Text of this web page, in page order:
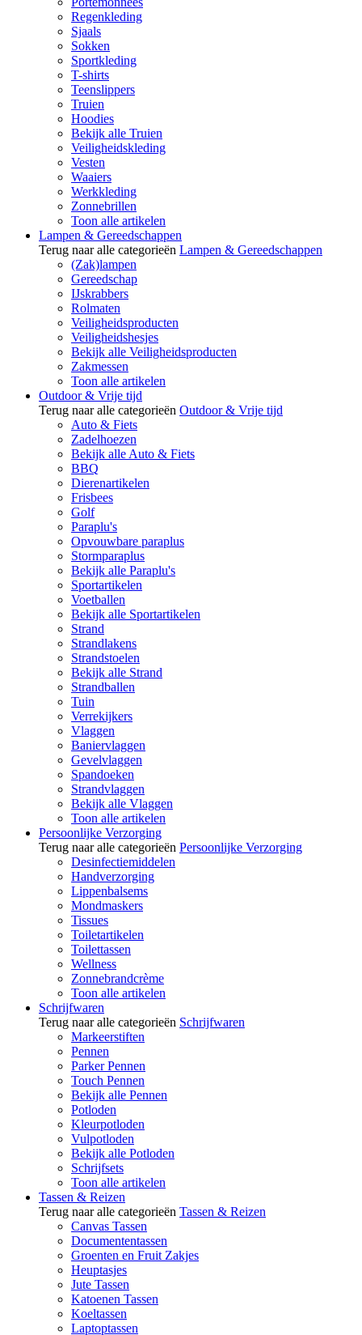
Regenkleding
Sjaals
Sokken
Sportkleding
T-shirts
Teenslippers
Truien
Hoodies
Bekijk alle Truien
Veiligheidskleding
Vesten
Waaiers
Werkkleding
Zonnebrillen
Toon alle artikelen
Lampen & Gereedschappen
Terug naar alle categorieën Lampen & Gereedschappen
(Zak)lampen
Gereedschap
IJskrabbers
Rolmaten
Veiligheidsproducten
Veiligheidshesjes
Bekijk alle Veiligheidsproducten
Zakmessen
Toon alle artikelen
Outdoor & Vrije tijd
Terug naar alle categorieën Outdoor & Vrije tijd
Auto & Fiets
Zadelhoezen
Bekijk alle Auto & Fiets
BBQ
Dierenartikelen
Frisbees
Golf
Paraplu's
Opvouwbare paraplus
Stormparaplus
Bekijk alle Paraplu's
Sportartikelen
Voetballen
Bekijk alle Sportartikelen
Strand
Strandlakens
Strandstoelen
Bekijk alle Strand
Strandballen
Tuin
Verrekijkers
Vlaggen
Baniervlaggen
Gevelvlaggen
Spandoeken
Strandvlaggen
Bekijk alle Vlaggen
Toon alle artikelen
Persoonlijke Verzorging
Terug naar alle categorieën Persoonlijke Verzorging
Desinfectiemiddelen
Handverzorging
Lippenbalsems
Mondmaskers
Tissues
Toiletartikelen
Toilettassen
Wellness
Zonnebrandcrème
Toon alle artikelen
Schrijfwaren
Terug naar alle categorieën Schrijfwaren
Markeerstiften
Pennen
Parker Pennen
Touch Pennen
Bekijk alle Pennen
Potloden
Kleurpotloden
Vulpotloden
Bekijk alle Potloden
Schrijfsets
Toon alle artikelen
Tassen & Reizen
Terug naar alle categorieën Tassen & Reizen
Canvas Tassen
Documententassen
Groenten en Fruit Zakjes
Heuptasjes
Jute Tassen
Katoenen Tassen
Koeltassen
Laptoptassen